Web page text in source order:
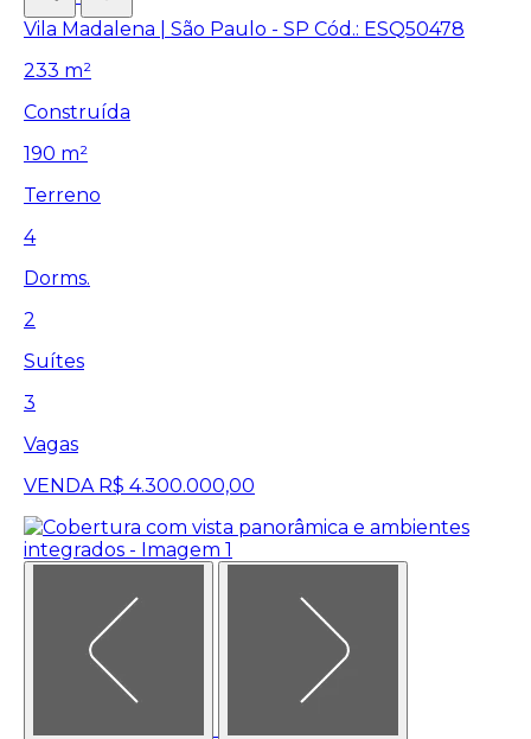
Vila Madalena | São Paulo - SP Cód.: ESQ50478
233 m²
Construída
190 m²
Terreno
4
Dorms.
2
Suítes
3
Vagas
VENDA R$ 4.300.000,00